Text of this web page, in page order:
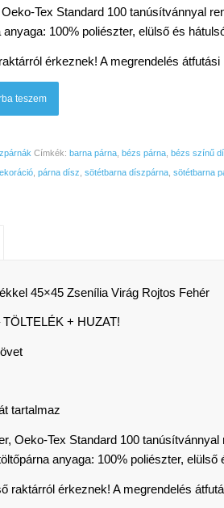
Tex Standard 100 tanúsítvánnyal
100% poliészter, elülső és
érkeznek! A megrendelés átfutási
teszem
Címkék:barna párna ,bézs párna ,bézs színű
,párna dísz ,sötétbarna díszpárna ,sötétbarna
45×45 Zsenília Virág Rojtos Fehér
+ HUZAT!
tartalmaz
Oeko-Tex Standard 100
anyaga: 100% poliészter,
raktárról érkeznek! A megrendelés